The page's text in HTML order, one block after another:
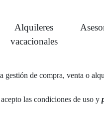
Alquileres
vacacionales
gestión de compra, venta o
las condiciones de uso y